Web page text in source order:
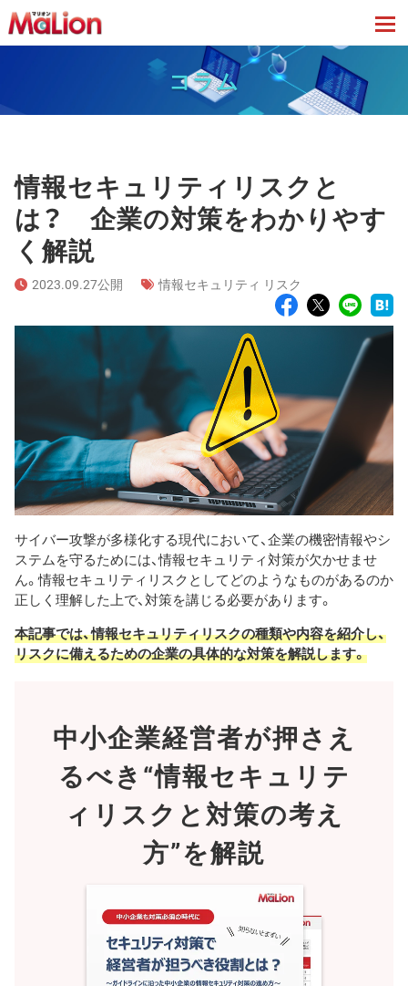
コラム
情報セキュリティリスクと
は？ 企業の対策をわかりやす
く解説
2023.09.27公開 情報セキュリティ リスク
サイバー攻撃が多様化する現代において、企業の機密情報やシ
ステムを守るためには、情報セキュリティ対策が欠かせませ
ん。情報セキュリティリスクとしてどのようなものがあるのか
正しく理解した上で、対策を講じる必要があります。
本記事では、情報セキュリティリスクの種類や内容を紹介し、
リスクに備えるための企業の具体的な対策を解説します。
中小企業経営者が押さえ
るべき“情報セキュリテ
ィリスクと対策の考え
方”を解説